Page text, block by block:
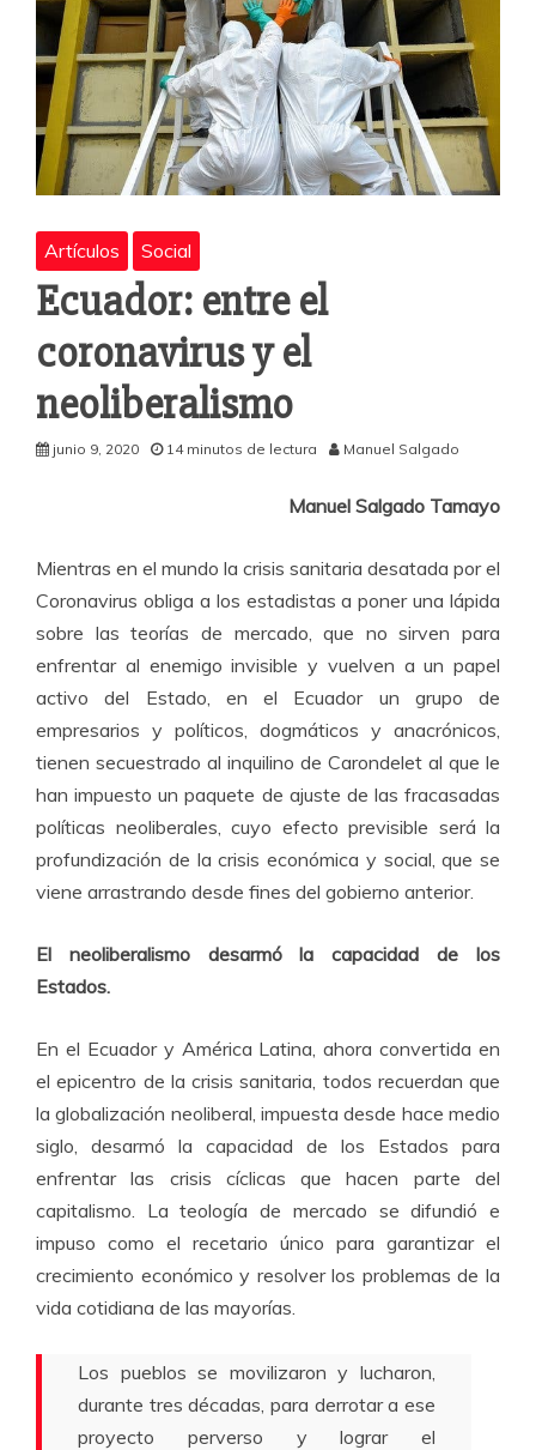
Artículos Social
Ecuador: entre el
coronavirus y el
neoliberalismo
junio 9, 2020 14 minutos de lectura Manuel Salgado
Manuel Salgado Tamayo
Mientras en el mundo la crisis sanitaria desatada por el
Coronavirus obliga a los estadistas a poner una lápida
sobre las teorías de mercado, que no sirven para
enfrentar al enemigo invisible y vuelven a un papel
activo del Estado, en el Ecuador un grupo de
empresarios y políticos, dogmáticos y anacrónicos,
tienen secuestrado al inquilino de Carondelet al que le
han impuesto un paquete de ajuste de las fracasadas
políticas neoliberales, cuyo efecto previsible será la
profundización de la crisis económica y social, que se
viene arrastrando desde fines del gobierno anterior.
El neoliberalismo desarmó la capacidad de los
Estados.
En el Ecuador y América Latina, ahora convertida en
el epicentro de la crisis sanitaria, todos recuerdan que
la globalización neoliberal, impuesta desde hace medio
siglo, desarmó la capacidad de los Estados para
enfrentar las crisis cíclicas que hacen parte del
capitalismo. La teología de mercado se difundió e
impuso como el recetario único para garantizar el
crecimiento económico y resolver los problemas de la
vida cotidiana de las mayorías.
Los pueblos se movilizaron y lucharon,
durante tres décadas, para derrotar a ese
proyecto perverso y lograr el